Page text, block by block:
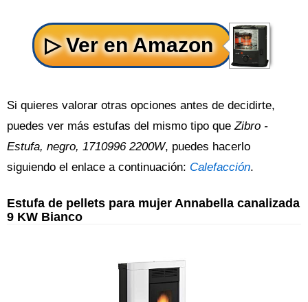
Si quieres valorar otras opciones antes de decidirte,
puedes ver más estufas del mismo tipo queZibro -
Estufa, negro, 1710996 2200W, puedes hacerlo
siguiendo el enlace a continuación: Calefacción.
Estufa de pellets para mujer Annabella canalizada
9 KW Bianco